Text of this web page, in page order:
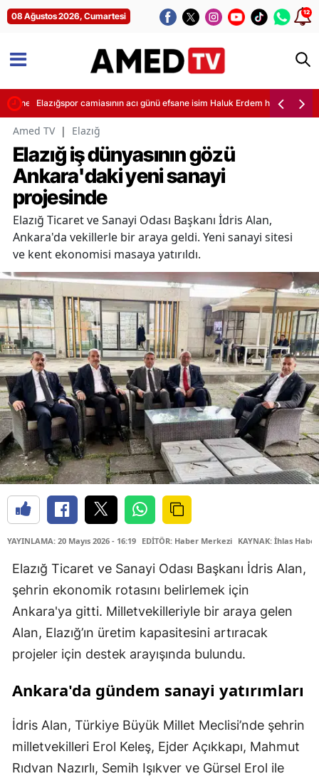
08 Ağustos 2026, Cumartesi 12
operasyonu
Elazığspor camiasının acı günü efsane isim Haluk Erdem hayatını
Amed TV | Elazığ
Elazığ iş dünyasının gözü
Ankara'daki yeni sanayi
projesinde
Elazığ Ticaret ve Sanayi Odası Başkanı İdris Alan,
Ankara'da vekillerle bir araya geldi. Yeni sanayi sitesi
ve kent ekonomisi masaya yatırıldı.
YAYINLAMA: 20 Mayıs 2026 - 16:19 EDİTÖR: Haber Merkezi KAYNAK: İhlas
Elazığ Ticaret ve Sanayi Odası Başkanı İdris Alan,
şehrin ekonomik rotasını belirlemek için
Ankara'ya gitti. Milletvekilleriyle bir araya gelen
Alan, Elazığ’ın üretim kapasitesini artıracak
projeler için destek arayışında bulundu.
Ankara'da gündem sanayi yatırımları
İdris Alan, Türkiye Büyük Millet Meclisi’nde şehrin
milletvekilleri Erol Keleş, Ejder Açıkkapı, Mahmut
Rıdvan Nazırlı, Semih Işıkver ve Gürsel Erol ile